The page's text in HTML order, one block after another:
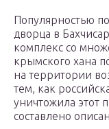
Популярностью
дворца в
комплекс со
крымского хана
на территории
тем, как
уничтожила этот
составлено